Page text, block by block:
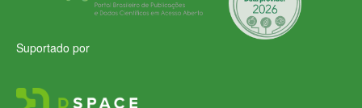
Suportado por